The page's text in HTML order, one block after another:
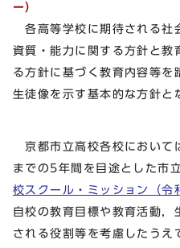
ー）
各高等学校に期待される社
資質・能力に関する方針と教
る方針に基づく教育内容等を
生徒像を示す基本的な方針と
京都市立高校各校において
までの5年間を目途とした市
校スクール・ミッション（令
自校の教育目標や教育活動，
される役割等を考慮したうえ